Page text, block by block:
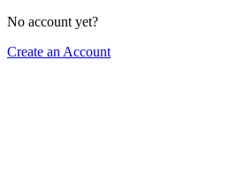
No account yet?
Create an Account